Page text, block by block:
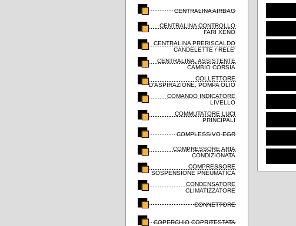
CENTRALINA AIRBAG
CENTRALINA CONTROLLO
FARI XENO
CENTRALINA PRERISCALDO
CANDELETTE / RELE'
CENTRALINA, ASSISTENTE
CAMBIO CORSIA
COLLETTORE
D'ASPIRAZIONE, POMPA OLIO
COMANDO INDICATORE
LIVELLO
COMMUTATORE LUCI
PRINCIPALI
COMPLESSIVO EGR
COMPRESSORE ARIA
CONDIZIONATA
COMPRESSORE
SOSPENSIONE PNEUMATICA
CONDENSATORE
CLIMATIZZATORE
CONNETTORE
COPERCHIO COPRITESTATA